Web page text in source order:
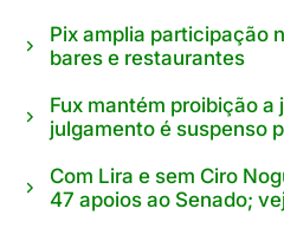
Pix amplia participação
bares e restaurantes
Fux mantém proibição a
julgamento é suspenso
Com Lira e sem Ciro
47 apoios ao Senado;